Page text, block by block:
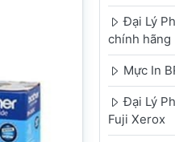
Đại Lý
chính hãng
Mực In
Đại Lý
Fuji Xerox